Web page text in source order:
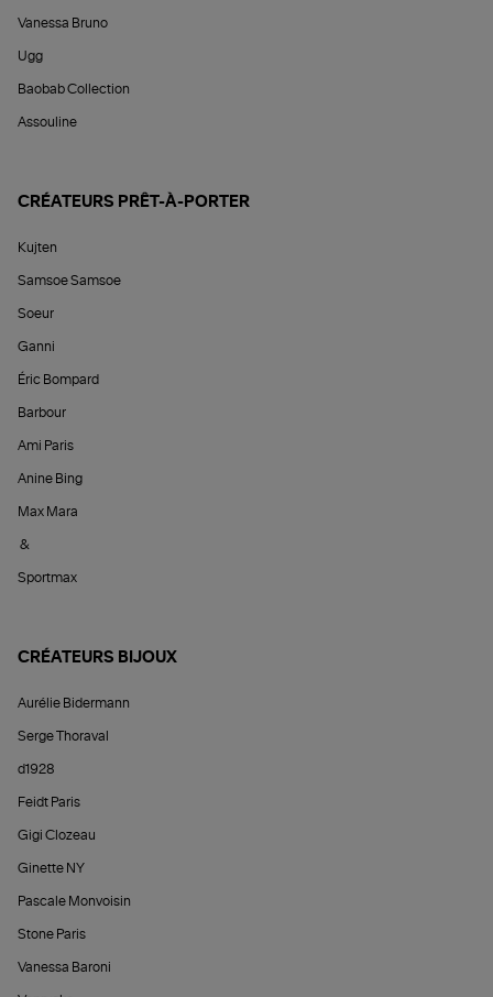
Vanessa Bruno
Ugg
Baobab Collection
Assouline
CRÉATEURS PRÊT-À-PORTER
Kujten
Samsoe Samsoe
Soeur
Ganni
Éric Bompard
Barbour
Ami Paris
Anine Bing
Max Mara
&
Sportmax
CRÉATEURS BIJOUX
Aurélie Bidermann
Serge Thoraval
d1928
Feidt Paris
Gigi Clozeau
Ginette NY
Pascale Monvoisin
Stone Paris
Vanessa Baroni